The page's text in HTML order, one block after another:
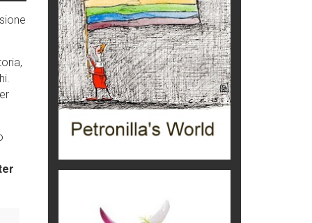
valli del silenzio
Idee per il futuro
Torre dell'Orso, mare di Puglia
itinerari italiani
Boboli, il giardino della botanica
Gioielli italiani
Menzogne di stato
di Mirta B. Bono